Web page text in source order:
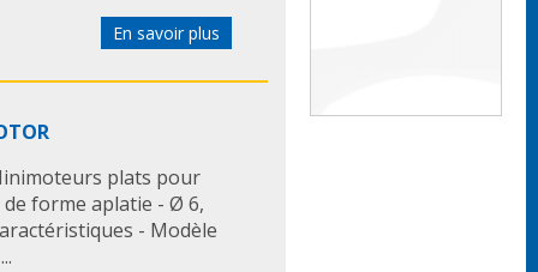
En savoir plus
plats pour
forme aplatie - Ø 6,
- Modèle